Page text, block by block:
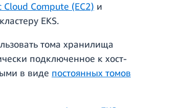
Cloud Compute (EC2) и
EKS.
тома хранилища
подключенное к хост-
в виде постоянных томов